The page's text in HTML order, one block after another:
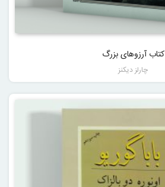
کتاب آرزوهای بزرگ
چارلز دیکنز